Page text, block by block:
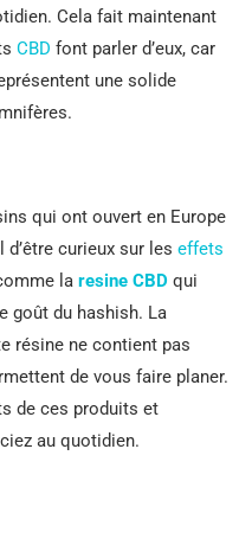
Cela fait maintenant
CBD font parler d’eux, car
une solide
qui ont ouvert en Europe
curieux sur les effets
la resine CBD qui
goût du hashish. La
résine ne contient pas
de vous faire planer.
de ces produits et
au quotidien.